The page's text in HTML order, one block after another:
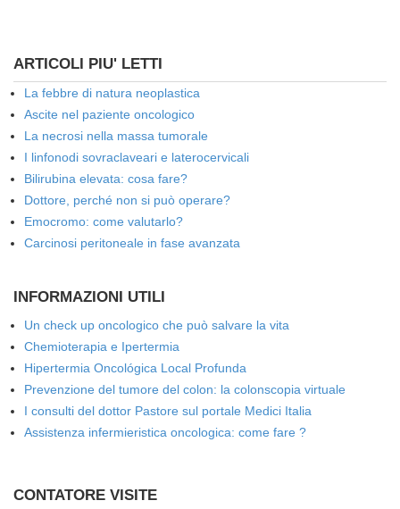
ARTICOLI PIU' LETTI
La febbre di natura neoplastica
Ascite nel paziente oncologico
La necrosi nella massa tumorale
I linfonodi sovraclaveari e laterocervicali
Bilirubina elevata: cosa fare?
Dottore, perché non si può operare?
Emocromo: come valutarlo?
Carcinosi peritoneale in fase avanzata
INFORMAZIONI UTILI
Un check up oncologico che può salvare la vita
Chemioterapia e Ipertermia
Hipertermia Oncológica Local Profunda
Prevenzione del tumore del colon: la colonscopia virtuale
I consulti del dottor Pastore sul portale Medici Italia
Assistenza infermieristica oncologica: come fare ?
CONTATORE VISITE